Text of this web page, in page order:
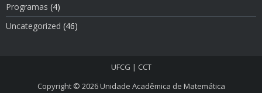
Programas (4)
Uncategorized (46)
UFCG | CCT
Copyright © 2026Unidade Acadêmica de Matemática